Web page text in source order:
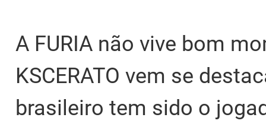
A FURIA não vive bom
KSCERATO vem se
brasileiro tem sido o